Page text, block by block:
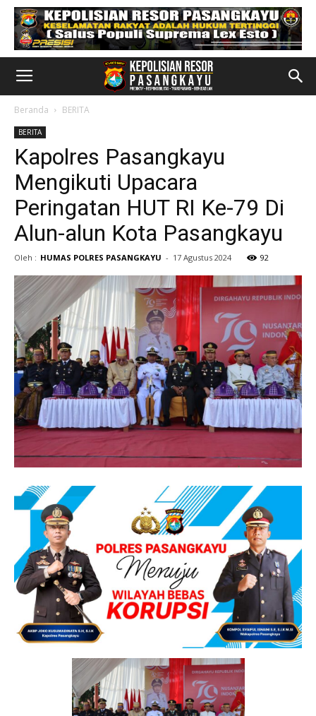
Beranda BERITA
BERITA
Kapolres Pasangkayu
Mengikuti Upacara
Peringatan HUT RI Ke-79 Di
Alun-alun Kota Pasangkayu
Oleh : HUMAS POLRES PASANGKAYU - 17 Agustus 2024 92